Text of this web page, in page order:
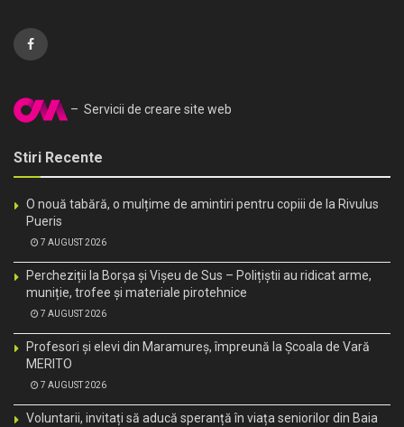
– Servicii de creare site web
Stiri Recente
O nouă tabără, o mulțime de amintiri pentru copiii de la Rivulus
Pueris
7 AUGUST 2026
Percheziții la Borșa și Vișeu de Sus – Polițiștii au ridicat arme,
muniție, trofee și materiale pirotehnice
7 AUGUST 2026
Profesori și elevi din Maramureș, împreună la Școala de Vară
MERITO
7 AUGUST 2026
Voluntarii, invitați să aducă speranță în viața seniorilor din Baia